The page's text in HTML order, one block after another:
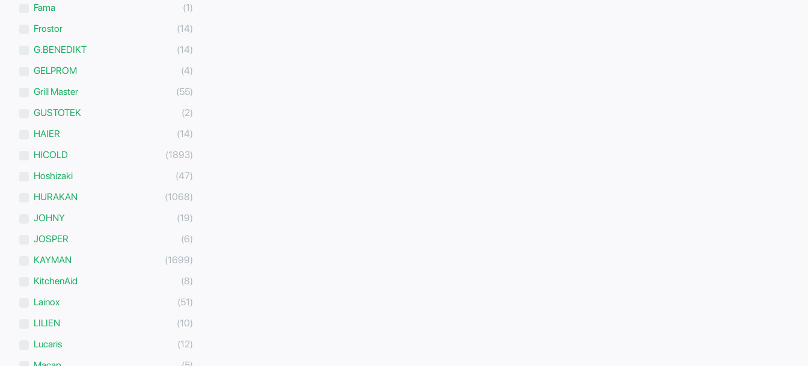
Fama
(1)
Frostor
(14)
G.BENEDIKT
(14)
GELPROM
(4)
Grill Master
(55)
GUSTOTEK
(2)
HAIER
(14)
HICOLD
(1893)
Hoshizaki
(47)
HURAKAN
(1068)
JOHNY
(19)
JOSPER
(6)
KAYMAN
(1699)
KitchenAid
(8)
Lainox
(51)
LILIEN
(10)
Lucaris
(12)